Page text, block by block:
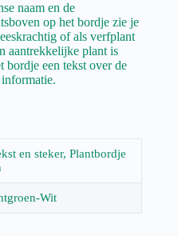
naam en de
op het bordje zie je
of als verfplant
aantrekkelijke plant is
bordje een tekst over de
informatie.
en steker, Plantbordje
Wit